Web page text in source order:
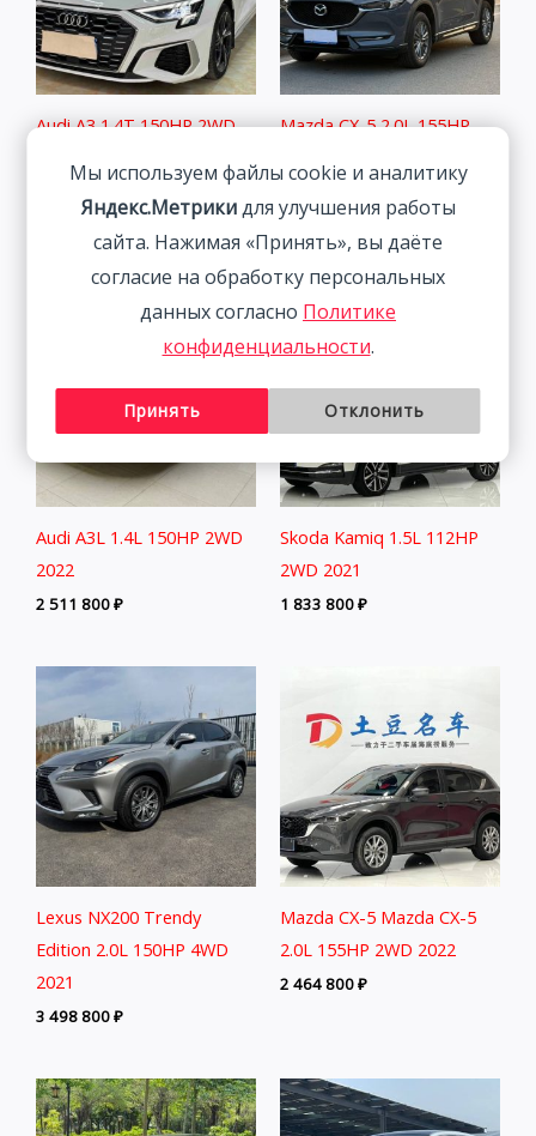
Audi A3 1.4T 150HP 2WD
2 291 800 ₽
Mazda CX-5 2.0L 155HP
2 541 800
Audi A3L 1.4L 150HP 2WD
2022
2 511 800₽
Skoda Kamiq 1.5L 112HP
2WD 2021
1 833 800₽
Lexus NX200 Trendy
Edition 2.0L 150HP 4WD
2021
3 498 800₽
Mazda CX-5 Mazda CX-5
2.0L 155HP 2WD 2022
2 464 800₽
Мы используем файлы cookie и аналитику
Яндекс.Метрикидля улучшения работы
сайта. Нажимая «Принять», вы даёте
согласие на обработку персональных
данных согласно Политике
конфиденциальности.
Принять Отклонить